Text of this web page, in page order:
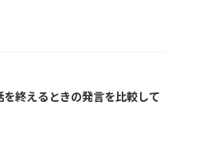
終えるときの発言を比較して